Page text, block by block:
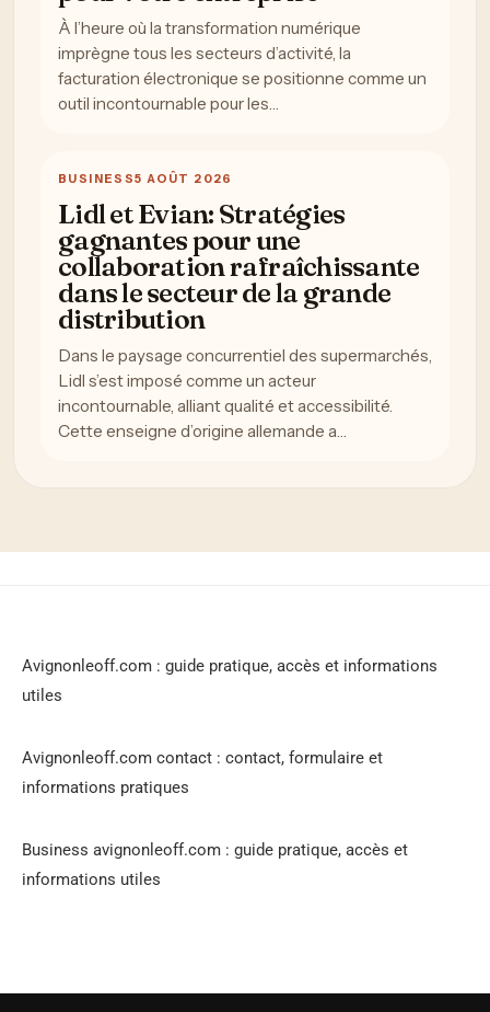
À l’heure où la transformation numérique
imprègne tous les secteurs d’activité, la
facturation électronique se positionne comme un
outil incontournable pour les…
BUSINESS5 AOÛT 2026
Lidl et Evian: Stratégies
gagnantes pour une
collaboration rafraîchissante
dans le secteur de la grande
distribution
Dans le paysage concurrentiel des supermarchés,
Lidl s’est imposé comme un acteur
incontournable, alliant qualité et accessibilité.
Cette enseigne d’origine allemande a…
Avignonleoff.com : guide pratique, accès et informations
utiles
Avignonleoff.com contact : contact, formulaire et
informations pratiques
Business avignonleoff.com : guide pratique, accès et
informations utiles